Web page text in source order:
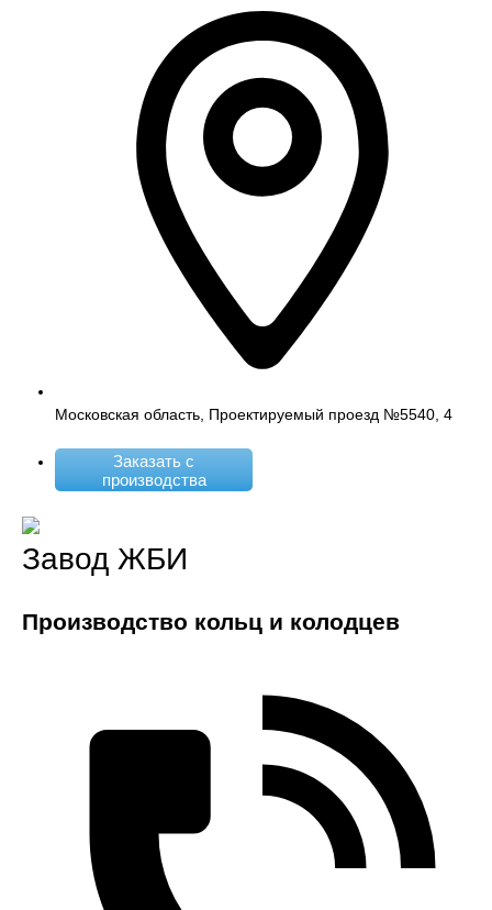
Московская область, Проектируемый проезд №5540, 4
Заказать с
производства
Завод ЖБИ
Производство кольц и колодцев